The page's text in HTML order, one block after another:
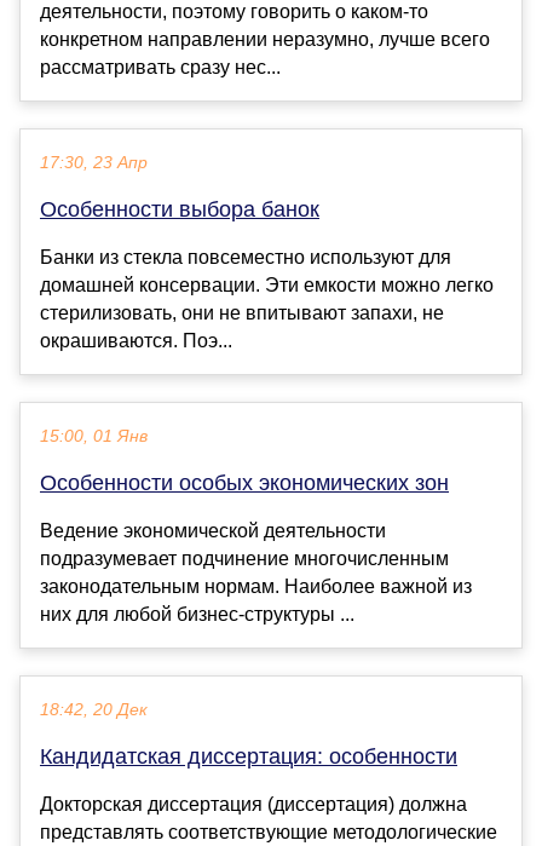
деятельности, поэтому говорить о каком-то
конкретном направлении неразумно, лучше всего
рассматривать сразу нес...
17:30, 23 Апр
Особенности выбора банок
Банки из стекла повсеместно используют для
домашней консервации. Эти емкости можно легко
стерилизовать, они не впитывают запахи, не
окрашиваются. Поэ...
15:00, 01 Янв
Особенности особых экономических зон
Ведение экономической деятельности
подразумевает подчинение многочисленным
законодательным нормам. Наиболее важной из
них для любой бизнес-структуры ...
18:42, 20 Дек
Кандидатская диссертация: особенности
Докторская диссертация (диссертация) должна
представлять соответствующие методологические